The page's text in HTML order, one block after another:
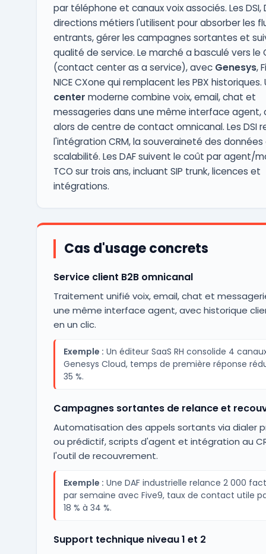
par téléphone et canaux voix associés. Les DSI,
directions métiers l'utilisent pour absorber les
entrants, gérer les campagnes sortantes et
qualité de service. Le marché a basculé vers le
(contact center as a service), avec Genesys,
NICE CXone qui remplacent les PBX historiques.
center moderne combine voix, email, chat et
messageries dans une même interface agent,
alors de centre de contact omnicanal. Les DSI
l'intégration CRM, la souveraineté des
scalabilité. Les DAF suivent le coût par agent/
TCO sur trois ans, incluant SIP trunk, licences et
intégrations.
Cas d'usage concrets
Service client B2B omnicanal
Traitement unifié voix, email, chat et
une même interface agent, avec historique
en un clic.
Exemple : Un éditeur SaaS RH consolide 4
Genesys Cloud, temps de première réponse
35 %.
Campagnes sortantes de relance et
Automatisation des appels sortants via dialer
ou prédictif, scripts d'agent et intégration au
l'outil de recouvrement.
Exemple : Une DAF industrielle relance 2 000
par semaine avec Five9, taux de contact utile
18 % à 34 %.
Support technique niveau 1 et 2